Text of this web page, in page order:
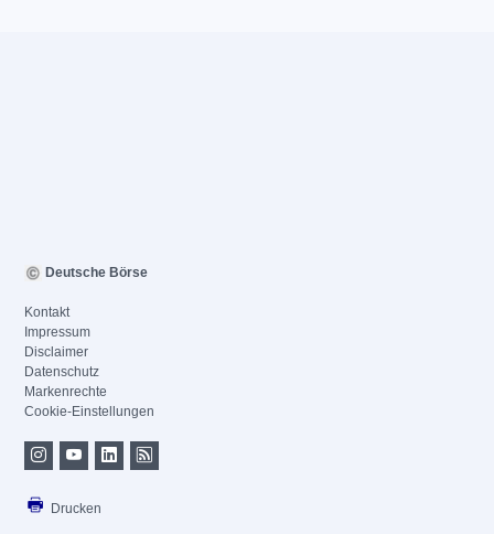
Deutsche Börse
Kontakt
Impressum
Disclaimer
Datenschutz
Markenrechte
Cookie-Einstellungen
Drucken